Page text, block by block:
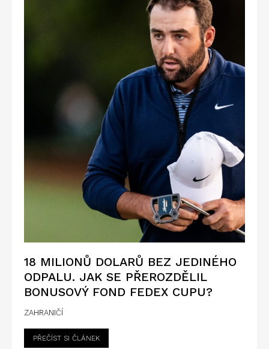
18 MILIONŮ DOLARŮ BEZ JEDINÉHO
ODPALU. JAK SE PŘEROZDĚLIL
BONUSOVÝ FOND FEDEX CUPU?
ZAHRANIČÍ
PŘEČÍST SI ČLÁNEK